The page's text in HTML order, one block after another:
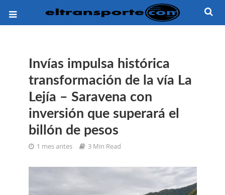
Invías impulsa histórica
transformación de la vía La
Lejía – Saravena con
inversión que superará el
billón de pesos
1 mes antes 3 Min Read